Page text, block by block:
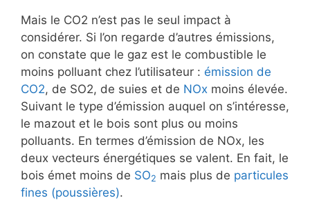
Mais le CO2 n’est pas le seul impact à
considérer. Si l’on regarde d’autres émissions,
on constate que le gaz est le combustible le
moins polluant chez l’utilisateur : émission de
CO2, de SO2, de suies et de NOx moins élevée.
Suivant le type d’émission auquel on s’intéresse,
le mazout et le bois sont plus ou moins
polluants. En termes d’émission de NOx, les
deux vecteurs énergétiques se valent. En fait, le
bois émet moins de SO2 mais plus de particules
fines (poussières).